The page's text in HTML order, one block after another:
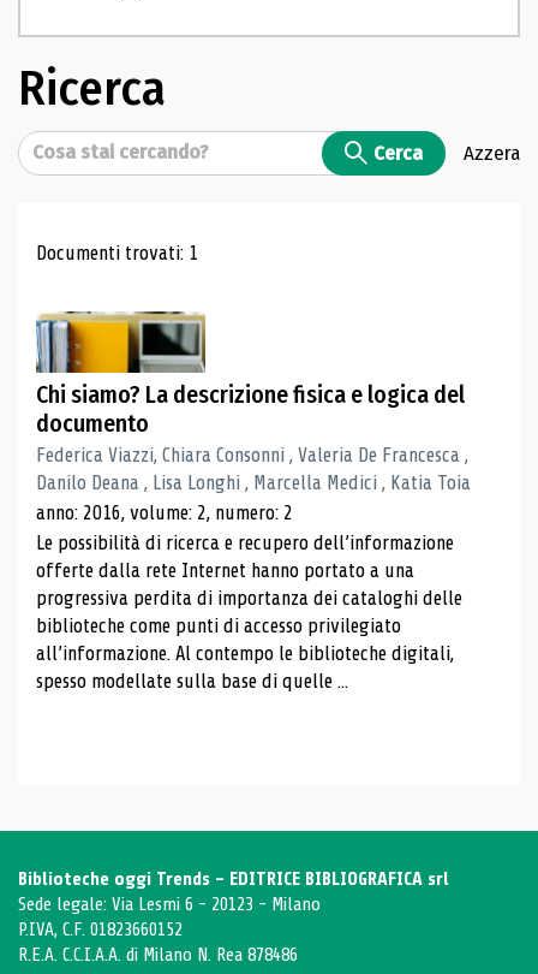
Ricerca
Cerca Cerca Azzera
Risultati di ricerca
Documenti trovati: 1
Chi siamo? La descrizione fisica e logica del
documento
Federica Viazzi, Chiara Consonni , Valeria De Francesca ,
Danilo Deana , Lisa Longhi , Marcella Medici , Katia Toia
anno: 2016, volume: 2, numero: 2
Le possibilità di ricerca e recupero dell’informazione
offerte dalla rete Internet hanno portato a una
progressiva perdita di importanza dei cataloghi delle
biblioteche come punti di accesso privilegiato
all’informazione. Al contempo le biblioteche digitali,
spesso modellate sulla base di quelle ...
Biblioteche oggi Trends - EDITRICE BIBLIOGRAFICA srl
Sede legale: Via Lesmi 6 - 20123 - Milano
P.IVA, C.F. 01823660152
R.E.A. C.C.I.A.A. di Milano N. Rea 878486